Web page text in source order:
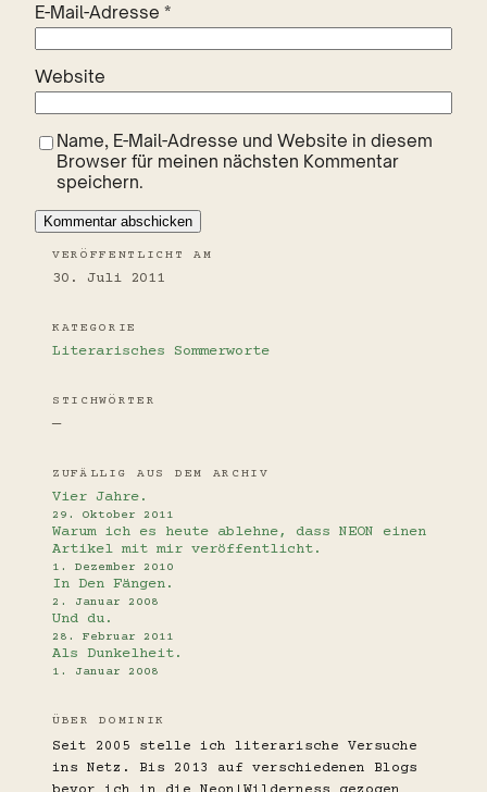
E-Mail-Adresse *
Website
Name, E-Mail-Adresse und Website in diesem
Browser für meinen nächsten Kommentar
speichern.
VERÖFFENTLICHT AM
30. Juli 2011
KATEGORIE
Literarisches Sommerworte
STICHWÖRTER
—
ZUFÄLLIG AUS DEM ARCHIV
Vier Jahre.
29. Oktober 2011
Warum ich es heute ablehne, dass NEON einen
Artikel mit mir veröffentlicht.
1. Dezember 2010
In Den Fängen.
2. Januar 2008
Und du.
28. Februar 2011
Als Dunkelheit.
1. Januar 2008
ÜBER DOMINIK
Seit 2005 stelle ich literarische Versuche
ins Netz. Bis 2013 auf verschiedenen Blogs